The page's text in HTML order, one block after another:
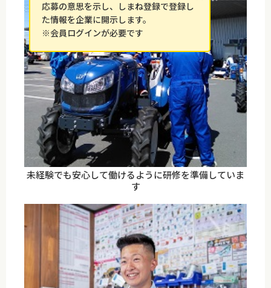
応募の意思を示し、しまね登録で登録し
た情報を企業に開示します。
※会員ログインが必要です
未経験でも安心して働けるように研修を準備していま
す